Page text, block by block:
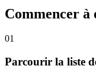
Commencer
01
Parcourir la liste